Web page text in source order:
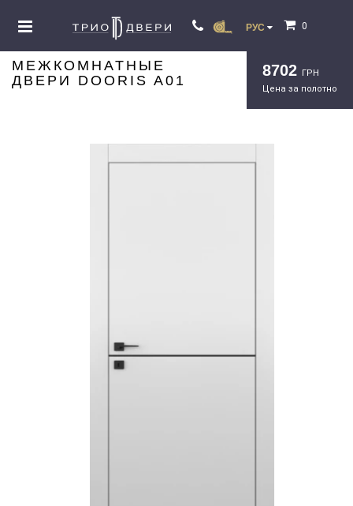
РУС 0
МЕЖКОМНАТНЫЕ
ДВЕРИ DOORIS A01
8702 ГРН
Цена за полотно